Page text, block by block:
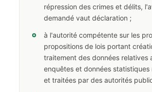
répression des crimes et délits,
demandé vaut déclaration ;
à l'autorité compétente sur les
propositions de lois portant
traitement des données relatives
enquêtes et données statistiques
et traitées par des autorités